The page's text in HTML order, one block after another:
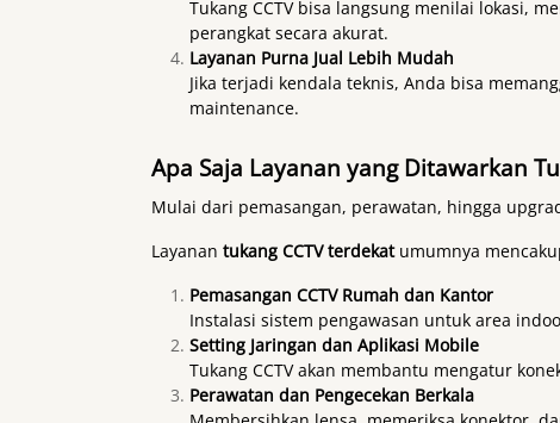
Tukang CCTV bisa langsung menilai lokasi,
perangkat secara akurat.
Layanan Purna Jual Lebih Mudah
Jika terjadi kendala teknis, Anda bisa
maintenance.
Apa Saja Layanan yang Ditawarkan
Mulai dari pemasangan, perawatan, hingga
Layanan tukang CCTV terdekatumumnya
Pemasangan CCTV Rumah dan Kantor
Instalasi sistem pengawasan untuk area
Setting Jaringan dan Aplikasi Mobile
Tukang CCTV akan membantu mengatur
Perawatan dan Pengecekan Berkala